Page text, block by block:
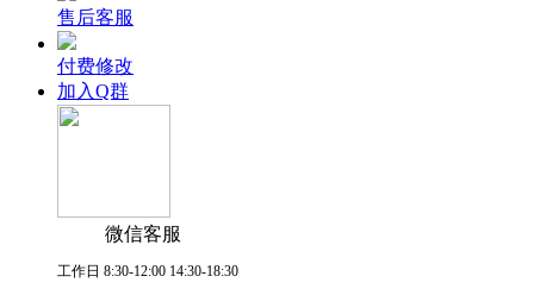
售后客服
付费修改
加入Q群
微信客服
工作日 8:30-12:00 14:30-18:30